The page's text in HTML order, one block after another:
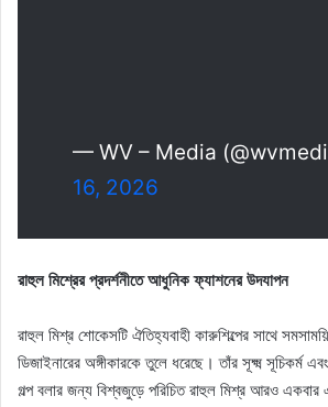
— WV – Media
16, 2026
রাহুল মিশ্রের প্রদর্শনীতে আধুনিক ফ্যাশনের উদযাপন
রাহুল মিশ্র শোকেসটি ঐতিহ্যবাহী কারুশিল্পের সাথে
ডিজাইনারের অঙ্গীকারকে তুলে ধরেছে। তাঁর সূক্ষ্ম সূচিকর্ম
গল্প বলার জন্য বিশ্বজুড়ে পরিচিত রাহুল মিশ্র আরও